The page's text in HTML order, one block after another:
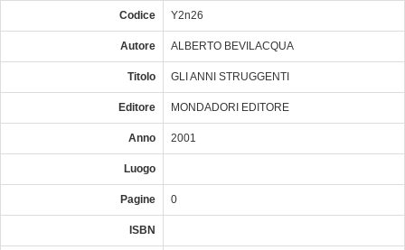
Codice Y2n26
Autore ALBERTO BEVILACQUA
Titolo GLI ANNI STRUGGENTI
Editore MONDADORI EDITORE
Anno 2001
Luogo
Pagine 0
ISBN